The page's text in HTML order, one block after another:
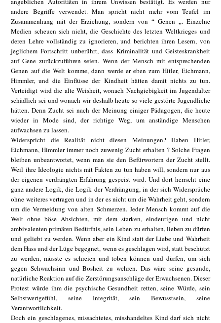
andere Begriffe verwendet. Man spricht nicht mehr vom Teufel im
Zusammenhang mit der Erziehung, sondern von “ Genen „. Einzelne
Medien scheuen sich nicht, die Geschichte des letzten Weltkrieges und
deren Lehre vollständig zu ignorieren, und berichten ihren Lesern, von
jeglichem Fortschritt unberührt, dass Kriminalität und Geisteskrankheit
auf Gene zurückzuführen seien. Wenn der Mensch mit entsprechenden
Genen auf die Welt komme, dann werde er eben zum Hitler, Eichmann,
Himmler, und die Einflüsse der Kindheit hätten damit nichts zu tun.
Verteidigt wird die alte Weisheit, wonach Nachgiebigkeit im Jugendalter
schädlich sei und wonach wir deshalb heute so viele gestörte Jugendliche
hätten. Denn Zucht sei nach der Meinung einiger Pädagogen, die heute
wieder in Mode sind, der richtige Weg, um anständige Menschen
aufwachsen zu lassen.
Widerspricht die Realität nicht diesen Meinungen? Haben Hitler,
Eichmann, Himmler immer noch zuwenig Zucht erhalten ? Solche Fragen
bleiben unbeantwortet, wenn man sie den Befürwortern der Zucht stellt.
Weil ihre Ideologie nichts mit Fakten zu tun haben will, sondern nur aus
der eigenen verdrängten Erfahrung gespeist wird. Und dort herrscht eine
ganz andere Logik, die Logik der Verdrängung, in der sich Widersprüche
ohne weiteres vertragen und in der es nicht um die Wahrheit geht, sondern
um die Vermeidung von alten Schmerzen. Jeder Mensch kommt auf die
Welt ohne böse Absichten, mit dem starken, eindeutigen und nicht
ambivalenten primären Bedürfnis, sein Leben zu erhalten, lieben zu dürfen
und geliebt zu werden. Wenn aber ein Kind statt der Liebe und Wahrheit
dem Hass und der Lüge begegnet, wenn es geschlagen wird, statt beschützt
zu werden, müsste es schreien und toben können und dürfen, um sich
gegen Schwachsinn und Bosheit zu wehren. Das wäre seine gesunde,
natürliche Reaktion auf die Zerstörungsanschläge der Erwachsenen. Dieser
Protest würde ihm die psychische Gesundheit retten, seine Würde, sein
Selbstwertgefühl, seine Integrität, sein Bewusstsein, seine
Verantwortlichkeit.
Doch ein geschlagenes, missachtetes, misshandeltes Kind darf sich nicht